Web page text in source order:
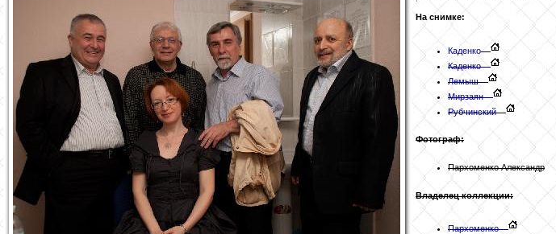
На снимке:
Каденко
Каденко
Лемыш
Мирзаян
Рубчинский
Фотограф:
Пархоменко Александр
Владелец коллекции:
Пархоменко